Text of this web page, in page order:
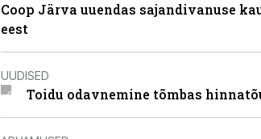
Coop Järva uuendas sajandivanuse
eest
UUDISED
Toidu odavnemine tõmbas